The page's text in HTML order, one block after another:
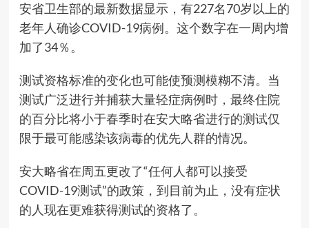
安省卫生部的最新数据显示，有227名70岁以上的
老年人确诊COVID-19病例。这个数字在一周内增
加了34％。
测试资格标准的变化也可能使预测模糊不清。当
测试广泛进行并捕获大量轻症病例时，最终住院
的百分比将小于春季时在安大略省进行的测试仅
限于最可能感染该病毒的优先人群的情况。
安大略省在周五更改了“任何人都可以接受
COVID-19测试”的政策，到目前为止，没有症状
的人现在更难获得测试的资格了。